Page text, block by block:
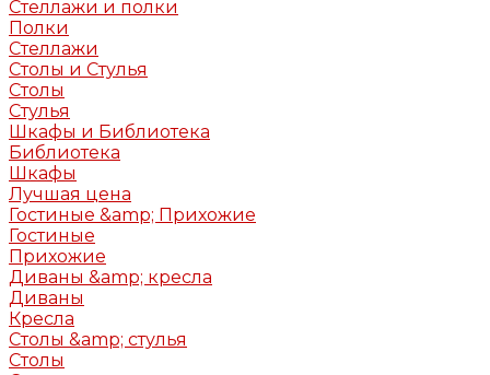
Стеллажи и полки
Полки
Стеллажи
Столы и Стулья
Столы
Стулья
Шкафы и Библиотека
Библиотека
Шкафы
Лучшая цена
Гостиные &amp; Прихожие
Гостиные
Прихожие
Диваны &amp; кресла
Диваны
Кресла
Столы &amp; стулья
Столы